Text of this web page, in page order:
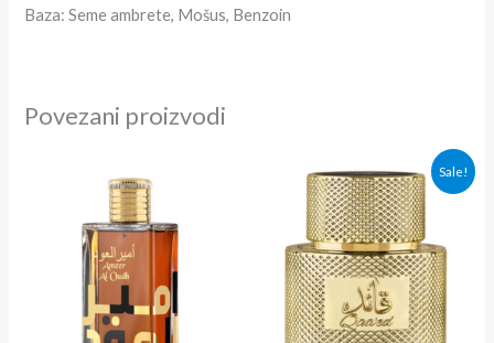
Baza: Seme ambrete, Mošus, Benzoin
Povezani proizvodi
Sale!
cena
je
bila:
3,600.00rsd.
Trenutna
cena
je: